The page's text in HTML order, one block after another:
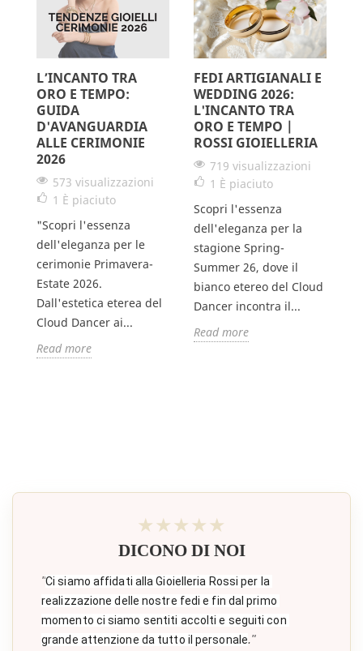
L’INCANTO TRA
ORO E TEMPO:
GUIDA
D'AVANGUARDIA
ALLE CERIMONIE
2026
573 visualizzazioni
1 È piaciuto
"Scopri l'essenza
dell'eleganza per le
cerimonie Primavera-
Estate 2026.
Dall'estetica eterea del
Cloud Dancer ai...
Read more
FEDI ARTIGIANALI E
WEDDING 2026:
L'INCANTO TRA
ORO E TEMPO |
ROSSI GIOIELLERIA
719 visualizzazioni
1 È piaciuto
Scopri l'essenza
dell'eleganza per la
stagione Spring-
Summer 26, dove il
bianco etereo del Cloud
Dancer incontra il...
Read more
★★★★★
DICONO DI NOI
"Ci siamo affidati alla Gioielleria Rossi per la
realizzazione delle nostre fedi e fin dal primo
momento ci siamo sentiti accolti e seguiti con
grande attenzione da tutto il personale."